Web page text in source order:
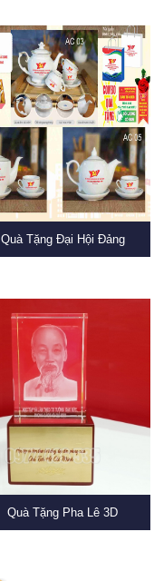
Quà Tặng Đại Hội Đảng
Quà Tặng Pha Lê 3D